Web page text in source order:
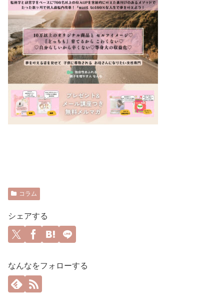
コラム
シェアする
なんなをフォローする